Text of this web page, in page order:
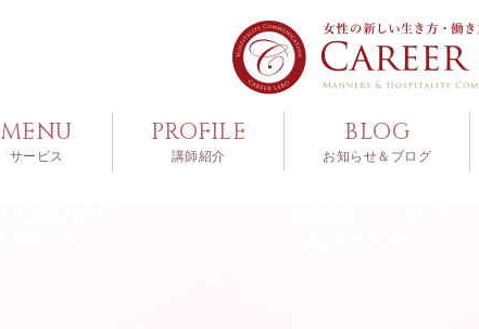
MENU
サービス
PROFILE
講師紹介
BLOG
お知らせ＆ブログ